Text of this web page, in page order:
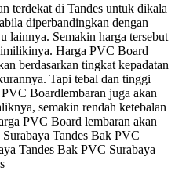
terdekat di Tandes untuk dikala
diperbandingkan dengan
lainnya. Semakin harga tersebut
Harga PVC Board
berdasarkan tingkat kepadatan
Tapi tebal dan tinggi
Boardlembaran juga akan
semakin rendah ketebalan
PVC Board lembaran akan
Tandes Bak PVC
Tandes Bak PVC Surabaya